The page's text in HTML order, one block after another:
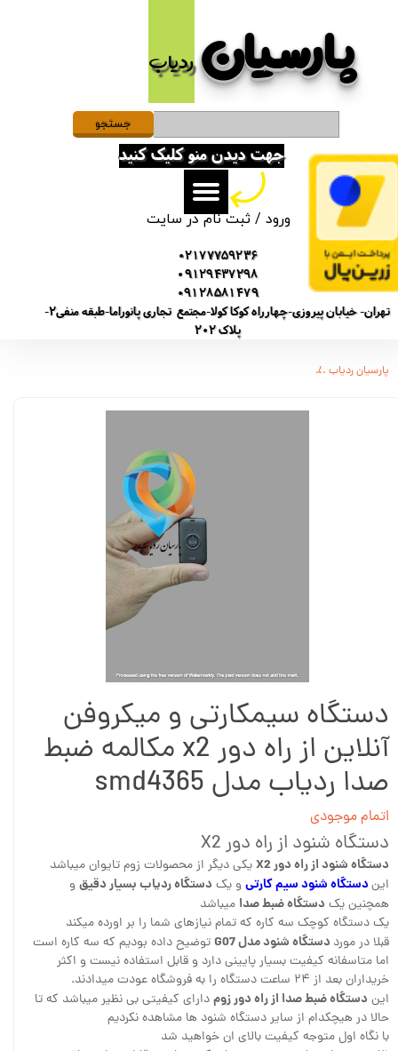
پارسیان​​​​​​​ردیاب
ورود /ثبت نام در سایت
حساب کاربری من
تغییر گذر واژه
سفارشات
خروج از حساب کاربری
02177759236
09129437298
09128581479
تهران- خیابان پیروزی-چهارراه کوکا کولا-مجتمع تجاری پانوراما-طبقه منفی2-
پلاک 202
جهت دیدن منو کلیک کنید
جستجو
پارسیان ردیاب
دستگاه سیمکارتی و میکروفن
آنلاین از راه دور x2 مکالمه ضبط
صدا ردیاب مدل smd4365
اتمام موجودی
دستگاه شنود از راه دور X2
دستگاه شنود از راه دور X2
یکی دیگر از محصولات زوم تایوان میباشد
ایندستگاه شنود سیم کارتی و یک دستگاه ردیاب بسیار دقیق و
همچنین یک دستگاه ضبط صدا میباشد
یک دستگاه کوچک سه کاره که تمام نیازهای شما را بر اورده میکند
قبلا در مورد دستگاه شنود مدل G07
توضیح داده بودیم که سه کاره است
اما متاسفانه کیفیت بسیار پایینی دارد و قابل استفاده نیست و اکثر
خریداران بعد از ۲۴ ساعت دستگاه را به فروشگاه عودت میدادند.
این دستگاه ضبط صدا از راه دور زومدارای کیفیتی بی نظیر میباشد که تا
حالا در هیچکدام از سایر دستگاه شنود ها مشاهده نکردیم
با نگاه اول متوجه کیفیت بالای ان خواهید شد